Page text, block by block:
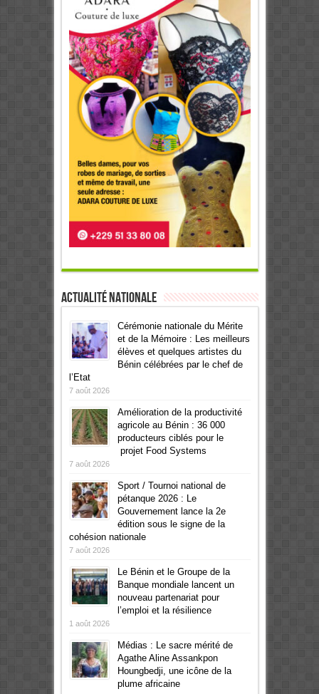
Actualité Nationale
Cérémonie nationale du Mérite
et de la Mémoire : Les meilleurs
élèves et quelques artistes du
Bénin célébrées par le chef de
l’Etat
7 août 2026
Amélioration de la productivité
agricole au Bénin : 36 000
producteurs ciblés pour le
projet Food Systems
7 août 2026
Sport / Tournoi national de
pétanque 2026 : Le
Gouvernement lance la 2e
édition sous le signe de la
cohésion nationale
7 août 2026
Le Bénin et le Groupe de la
Banque mondiale lancent un
nouveau partenariat pour
l’emploi et la résilience
1 août 2026
Médias : Le sacre mérité de
Agathe Aline Assankpon
Houngbedji, une icône de la
plume africaine